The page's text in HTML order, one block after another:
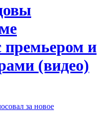
премьером и
(видео)
за новое